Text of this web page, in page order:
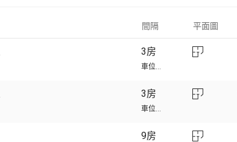
平面圖
間隔
車位...
3房
車位...
3房
9房